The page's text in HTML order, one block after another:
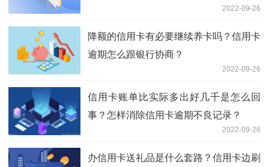
2022-09-26
降额的信用卡有必要继续养卡吗？信用卡
逾期怎么跟银行协商？
2022-09-26
信用卡账单比实际多出好几千是怎么回
事？怎样消除信用卡逾期不良记录？
2022-09-26
办信用卡送礼品是什么套路？信用卡边刷